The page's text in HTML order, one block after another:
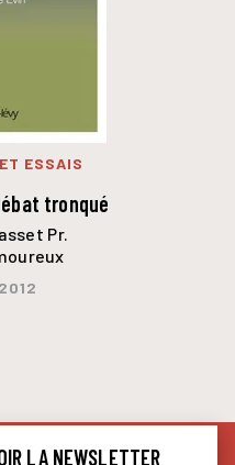
ESSAIS
tronqué
Pr.
LA NEWSLETTER